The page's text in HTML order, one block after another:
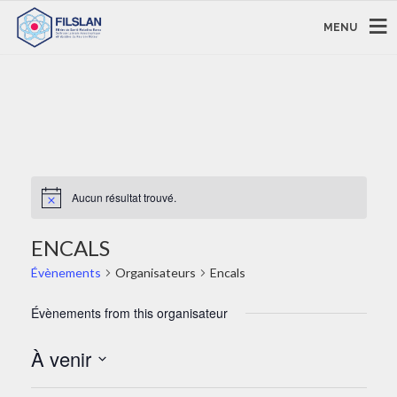
MENU
Aucun résultat trouvé.
ENCALS
Évènements Organisateurs Encals
Évènements from this organisateur
À venir